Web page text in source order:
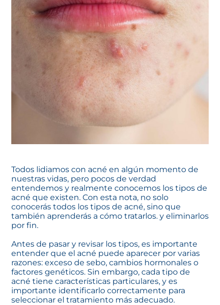
Todos lidiamos con acné en algún momento de
nuestras vidas, pero pocos de verdad
entendemos y realmente conocemos los tipos de
acné que existen. Con esta nota, no solo
conocerás todos los tipos de acné, sino que
también aprenderás a cómo tratarlos. y eliminarlos
por fin.
Antes de pasar y revisar los tipos, es importante
entender que el acné puede aparecer por varias
razones: exceso de sebo, cambios hormonales o
factores genéticos. Sin embargo, cada tipo de
acné tiene características particulares, y es
importante identificarlo correctamente para
seleccionar el tratamiento más adecuado.